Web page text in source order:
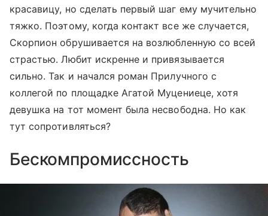
красавицу, но сделать первый шаг ему мучительно
тяжко. Поэтому, когда контакт все же случается,
Скорпион обрушивается на возлюбленную со всей
страстью. Любит искренне и привязывается
сильно. Так и начался роман Прилучного с
коллегой по площадке Агатой Муцениеце, хотя
девушка на тот момент была несвободна. Но как
тут сопротивляться?
Бескомпромиссность